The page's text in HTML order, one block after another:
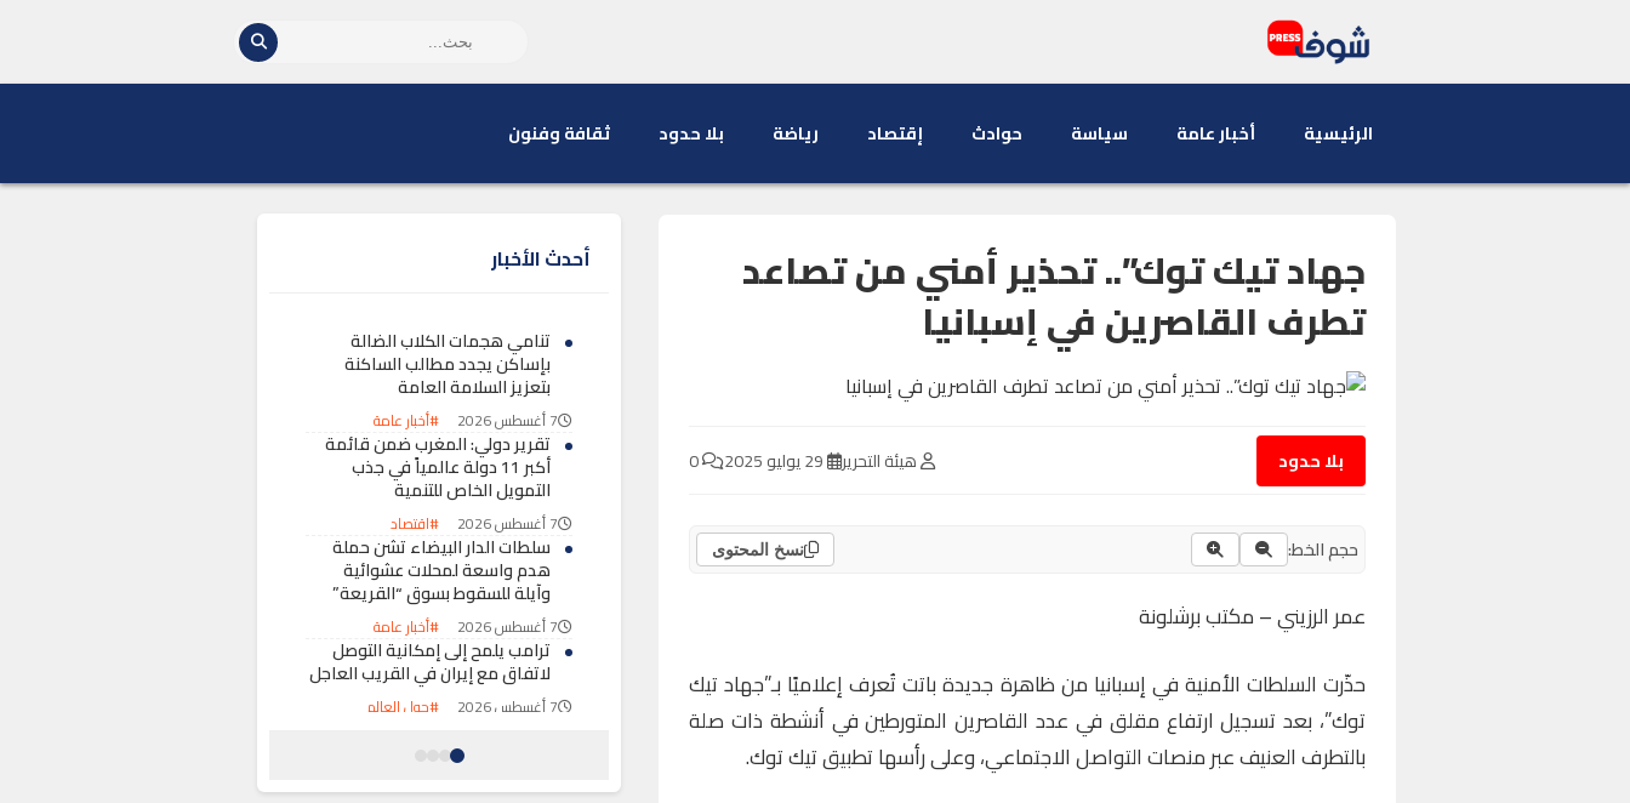
الرئيسية أخبار عامة سياسة حوادث إقتصاد رياضة بلا حدود ثقافة وفنون
جهاد تيك توك”.. تحذير أمني من تصاعد
تطرف القاصرين في إسبانيا
بلا حدود هيئة التحرير
حجم الخط: نسخ المحتوى
عمر الرزيني – مكتب برشلونة
حذّرت السلطات الأمنية في إسبانيا من ظاهرة جديدة باتت تُعرف إعلاميًا بـ”جهاد تيك
توك”، بعد تسجيل ارتفاع مقلق في عدد القاصرين المتورطين في أنشطة ذات صلة
بالتطرف العنيف عبر منصات التواصل الاجتماعي، وعلى رأسها تطبيق تيك توك.
أحدث الأخبار
تنامي هجمات الكلاب الضالة
بإساكن يجدد مطالب الساكنة
بتعزيز السلامة العامة
7 أغسطس 2026 #أخبار عامة
تقرير دولي: المغرب ضمن قائمة
أكبر 11 دولة عالمياً في جذب
التمويل الخاص للتنمية
7 أغسطس 2026 #اقتصاد
سلطات الدار البيضاء تشن حملة
هدم واسعة لمحلات عشوائية
وآيلة للسقوط بسوق “القريعة”
7 أغسطس 2026 #أخبار عامة
ترامب يلمح إلى إمكانية التوصل
لاتفاق مع إيران في القريب العاجل
7 أغسطس 2026 #حول العالم
السبت ينتهي بمقتل شاب وإصابة